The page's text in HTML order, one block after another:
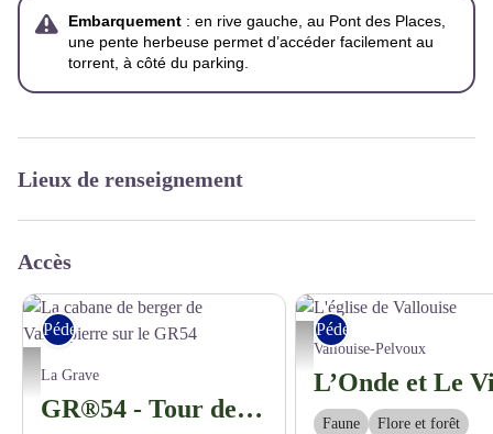
Embarquement : en rive gauche, au Pont des Places,
une pente herbeuse permet d’accéder facilement au
torrent, à côté du parking.
Lieux de renseignement
Accès
La cabane de berger de Vallonpierre sur le GR54 - Dominique Vincent - PNE
Pédestre
La Grave
GR®54 - Tour de l'Oisans et des Ecrins
L'église de Vallouise - Jan Novak
Pédestre
Vallouise-Pelvoux
Faune
Flore et forêt